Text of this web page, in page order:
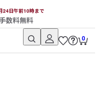
24日午前10時まで
数料無料
0